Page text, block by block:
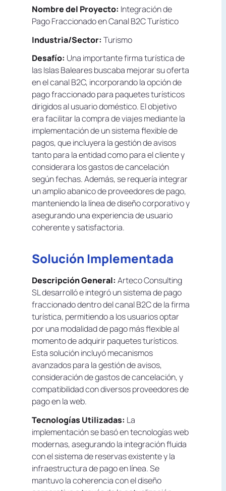
Nombre del Proyecto: Integración de
Pago Fraccionado en Canal B2C Turístico
Industria/Sector: Turismo
Desafío: Una importante firma turística de
las Islas Baleares buscaba mejorar su oferta
en el canal B2C, incorporando la opción de
pago fraccionado para paquetes turísticos
dirigidos al usuario doméstico. El objetivo
era facilitar la compra de viajes mediante la
implementación de un sistema flexible de
pagos, que incluyera la gestión de avisos
tanto para la entidad como para el cliente y
considerara los gastos de cancelación
según fechas. Además, se requería integrar
un amplio abanico de proveedores de pago,
manteniendo la línea de diseño corporativo y
asegurando una experiencia de usuario
coherente y satisfactoria.
Solución Implementada
Descripción General: Arteco Consulting
SL desarrolló e integró un sistema de pago
fraccionado dentro del canal B2C de la firma
turística, permitiendo a los usuarios optar
por una modalidad de pago más flexible al
momento de adquirir paquetes turísticos.
Esta solución incluyó mecanismos
avanzados para la gestión de avisos,
consideración de gastos de cancelación, y
compatibilidad con diversos proveedores de
pago en la web.
Tecnologías Utilizadas: La
implementación se basó en tecnologías web
modernas, asegurando la integración fluida
con el sistema de reservas existente y la
infraestructura de pago en línea. Se
mantuvo la coherencia con el diseño